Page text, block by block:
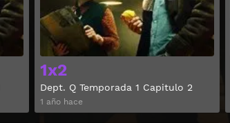
1x2
Dept. Q Temporada 1 Capitulo 2
1 año hace